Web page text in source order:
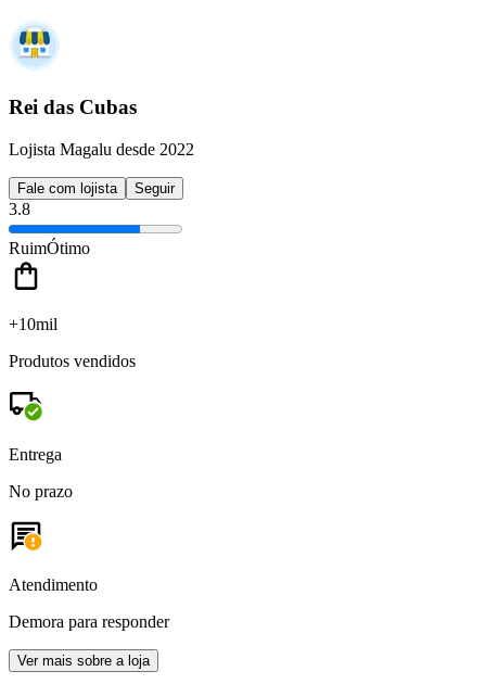
Rei das Cubas
Lojista Magalu desde 2022
Fale com lojista Seguir
3.8
RuimÓtimo
+10mil
Produtos vendidos
Entrega
No prazo
Atendimento
Demora para responder
Ver mais sobre a loja